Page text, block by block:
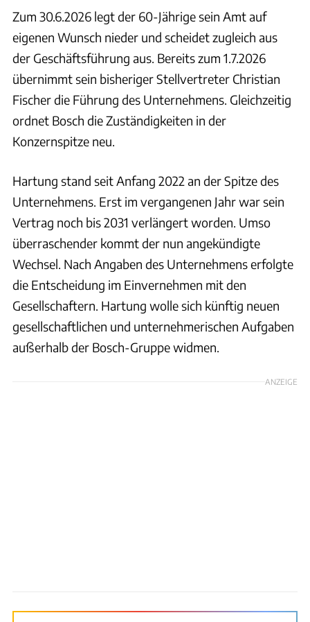
Zum 30.6.2026 legt der 60-Jährige sein Amt auf
eigenen Wunsch nieder und scheidet zugleich aus
der Geschäftsführung aus. Bereits zum 1.7.2026
übernimmt sein bisheriger Stellvertreter Christian
Fischer die Führung des Unternehmens. Gleichzeitig
ordnet Bosch die Zuständigkeiten in der
Konzernspitze neu.
Hartung stand seit Anfang 2022 an der Spitze des
Unternehmens. Erst im vergangenen Jahr war sein
Vertrag noch bis 2031 verlängert worden. Umso
überraschender kommt der nun angekündigte
Wechsel. Nach Angaben des Unternehmens erfolgte
die Entscheidung im Einvernehmen mit den
Gesellschaftern. Hartung wolle sich künftig neuen
gesellschaftlichen und unternehmerischen Aufgaben
außerhalb der Bosch-Gruppe widmen.
ANZEIGE